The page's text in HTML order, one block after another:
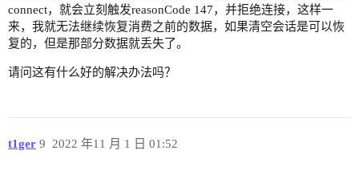
connect，就会立刻触发reasonCode 147，并拒绝连接，这样一
来，我就无法继续恢复消费之前的数据，如果清空会话是可以恢
复的，但是那部分数据就丢失了。
请问这有什么好的解决办法吗？
t1ger 2022 年11 月 1 日 01:52
9